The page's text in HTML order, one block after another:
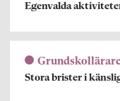
Egenvalda
Stora brister i